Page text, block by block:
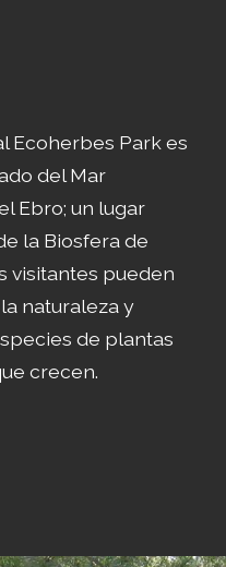
Ecoherbes Park es
del Mar
Ebro; un lugar
la Biosfera de
visitantes pueden
naturaleza y
de plantas
crecen.